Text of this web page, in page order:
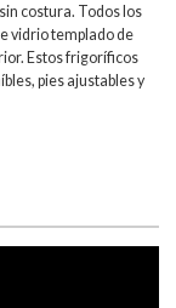
costura. Todos los
vidrio templado de
Estos frigoríficos
pies ajustables y